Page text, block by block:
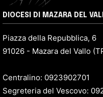
DIOCESI DI MAZARA DEL
Piazza della Repubblica, 6
91026 - Mazara del Vallo
Centralino: 0923902701
Segreteria del Vescovo: